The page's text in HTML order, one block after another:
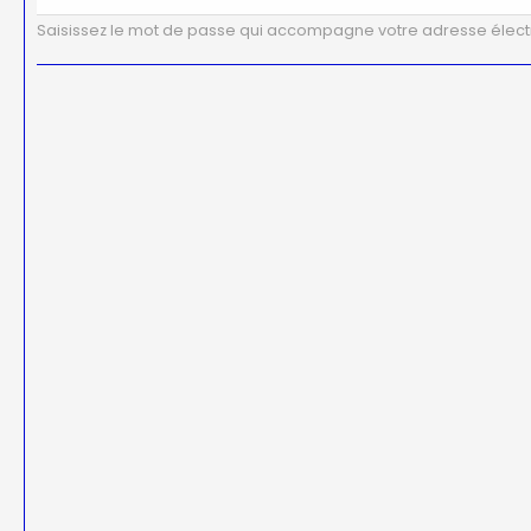
Saisissez le mot de passe qui accompagne votre adresse